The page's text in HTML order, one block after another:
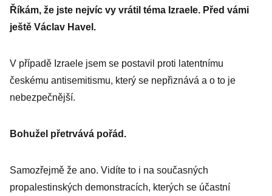
Říkám, že jste nejvíc vy vrátil téma Izraele. Před vámi
ještě Václav Havel.
V případě Izraele jsem se postavil proti latentnímu
českému anti­semitismu, který se nepřiznává a o to je
nebezpečnější.
Bohužel přetrvává pořád.
Samozřejmě že ano. Vidíte to i na současných
propalestinských demonstracích, kterých se účastní